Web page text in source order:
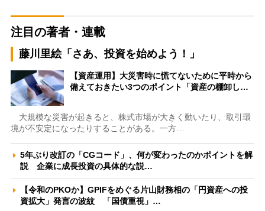
注目の著者・連載
藤川里絵「さあ、投資を始めよう！」
【資産運用】大災害時に慌てないために平時から
備えておきたい3つのポイント「資産の棚卸し…
大規模な災害が起きると、株式市場が大きく動いたり、取引環
境が不安定になったりすることがある。一方…
5年ぶり改訂の「CGコード」、何が変わったのかポイントを解
説 企業に成長投資の具体的な説…
【令和のPKOか】GPIFをめぐる片山財務相の「円資産への投
資拡大」発言の波紋 「国債重視」…